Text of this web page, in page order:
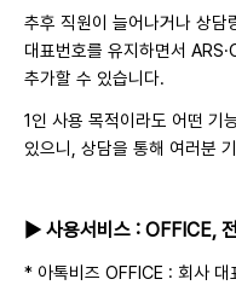
추후 직원이 늘어나거나 상담
대표번호를 유지하면서
추가할 수 있습니다.
1인 사용 목적이라도 어떤 기
있으니, 상담을 통해 여러분
▶ 사용서비스 : OFFICE,
* 아톡비즈 OFFICE : 회사 대